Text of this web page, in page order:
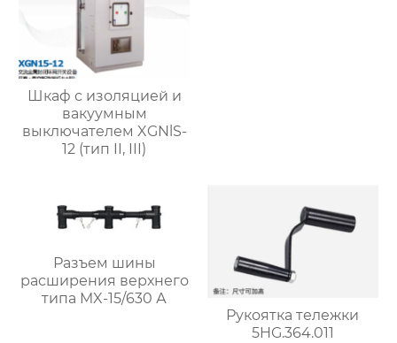
Шкаф с изоляцией и
вакуумным
выключателем XGNlS-
12 (тип II, III)
Разъем шины
расширения верхнего
типа MX-15/630 А
Рукоятка тележки
5HG.364.011